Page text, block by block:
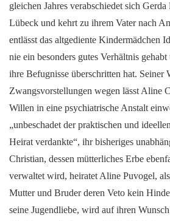
gleichen Jahres verabschiedet sich
Lübeck und kehrt zu ihrem Vater nach
entlässt das altgediente Kindermädchen
nie ein besonders gutes Verhältnis
ihre Befugnisse überschritten hat. Seiner
Zwangsvorstellungen wegen lässt Aline
Willen in eine psychiatrische Anstalt
„unbeschadet der praktischen und
Heirat verdankte“, ihr bisheriges
Christian, dessen mütterliches Erbe
verwaltet wird, heiratet Aline Puvogel,
Mutter und Bruder deren Veto kein
seine Jugendliebe, wird auf ihren